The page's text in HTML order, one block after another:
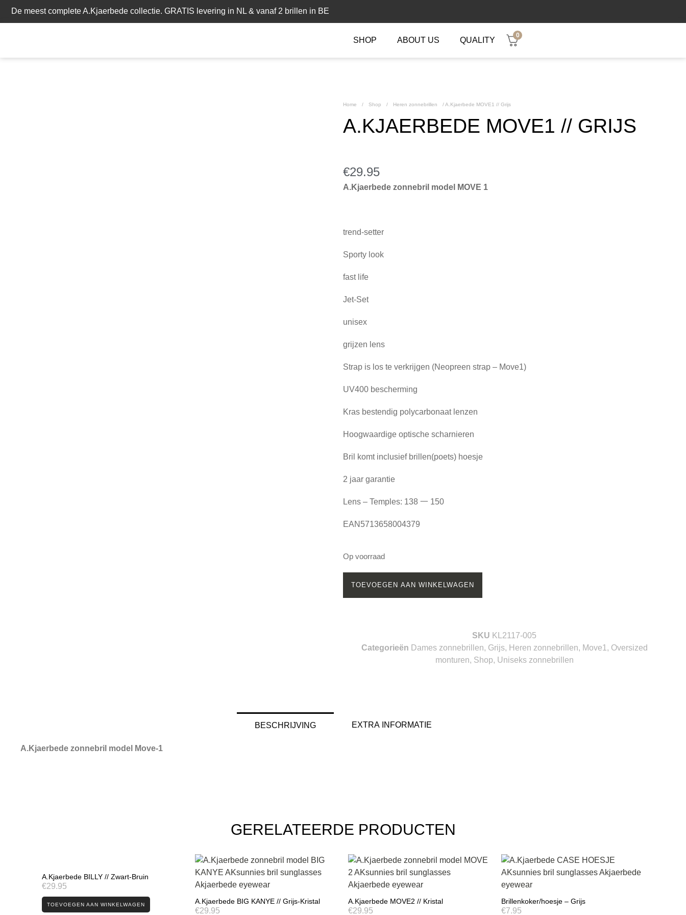
De meest complete A.Kjaerbede collectie. GRATIS levering in NL & vanaf 2 brillen in BE
SHOP ABOUT US QUALITY
0
Home / Shop / Heren zonnebrillen /A.Kjaerbede MOVE1 // Grijs
A.KJAERBEDE MOVE1 // GRIJS
€29.95
A.Kjaerbede zonnebril model MOVE 1
trend-setter
Sporty look
fast life
Jet-Set
unisex
grijzen lens
Strap is los te verkrijgen (Neopreen strap – Move1)
UV400 bescherming
Kras bestendig polycarbonaat lenzen
Hoogwaardige optische scharnieren
Bril komt inclusief brillen(poets) hoesje
2 jaar garantie
Lens – Temples: 138 一 150
EAN5713658004379
Op voorraad
TOEVOEGEN AAN WINKELWAGEN
SKU KL2117-005
Categorieën Dames zonnebrillen, Grijs, Heren zonnebrillen, Move1 , Oversized
monturen, Shop, Uniseks zonnebrillen
BESCHRIJVING EXTRA INFORMATIE
A.Kjaerbede zonnebril model Move-1
GERELATEERDE PRODUCTEN
A.Kjaerbede BILLY // Zwart-Bruin
€29.95
TOEVOEGEN AAN WINKELWAGEN A.Kjaerbede BIG KANYE // Grijs-Kristal
€29.95
A.Kjaerbede MOVE2 // Kristal
€29.95
Brillenkoker/hoesje – Grijs
€7.95